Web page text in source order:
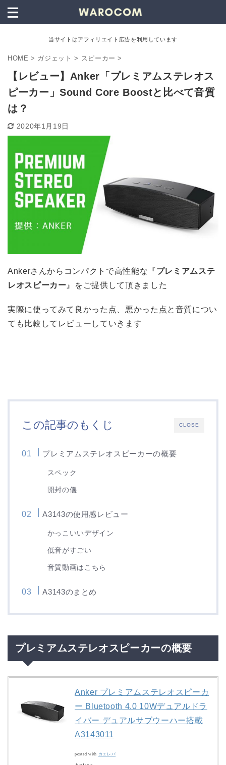
当サイトはアフィリエイト広告を利用しています
HOME > ガジェット > スピーカー >
【レビュー】Anker「プレミアムステレオス
ピーカー」Sound Core Boostと比べて音質
は？
2020年1月19日
Ankerさんからコンパクトで高性能な『プレミアムステ
レオスピーカー 』をご提供して頂きました
実際に使ってみて良かった点、悪かった点と音質につい
ても比較してレビューしていきます
CLOSE
この記事のもくじ
プレミアムステレオスピーカーの概要
スペック
開封の儀
A3143の使用感レビュー
かっこいいデザイン
低音がすごい
音質動画はこちら
A3143のまとめ
プレミアムステレオスピーカーの概要
Anker プレミアムステレオスピーカ
ー Bluetooth 4.0 10Wデュアルドラ
イバー デュアルサブウーハー搭載
A3143011
posted with カエレバ